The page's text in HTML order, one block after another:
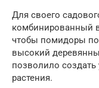
Для своего
комбинированный
чтобы помидоры
высокий
позволило создать
растения.